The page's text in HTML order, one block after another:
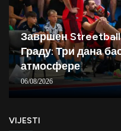
Завршен
Граду: Три дана
атмосфере
06/08/2026
VIJESTI